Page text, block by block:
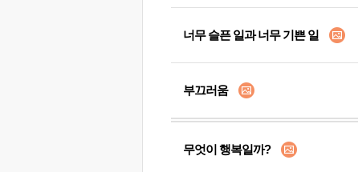
너무 슬픈 일과 너무 기쁜 일
부끄러움
무엇이 행복일까?